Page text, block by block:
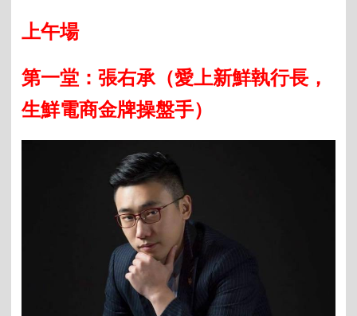
上午場
第一堂：張右承（愛上新鮮執行長，
生鮮電商金牌操盤手）